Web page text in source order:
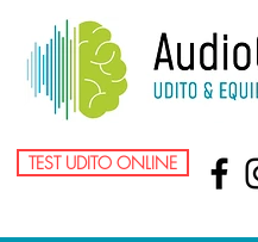
TEST UDITO ONLINE